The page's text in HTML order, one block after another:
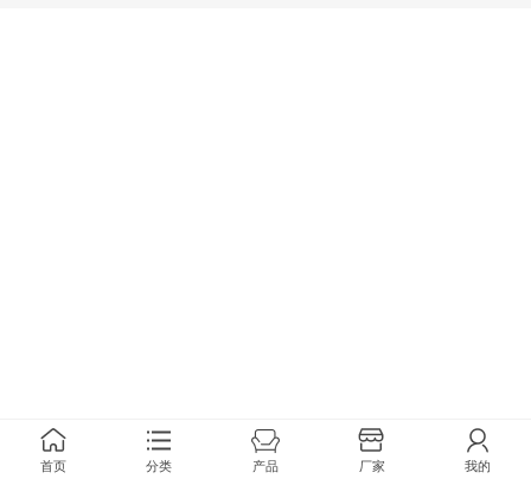
首页 分类 产品 厂家 我的